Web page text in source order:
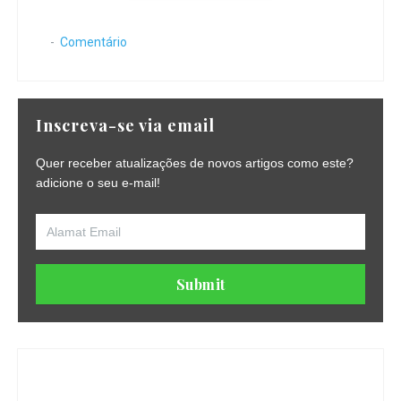
Comentário
Inscreva-se via email
Quer receber atualizações de novos artigos como este?
adicione o seu e-mail!